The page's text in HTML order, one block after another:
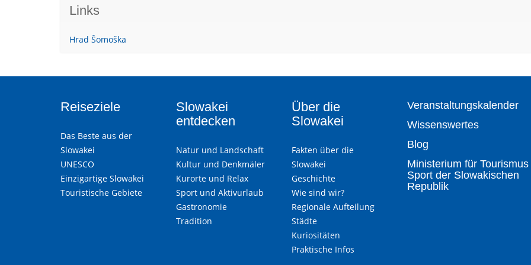
Links
Hrad Šomoška
Reiseziele
Das Beste aus der
Slowakei
UNESCO
Einzigartige Slowakei
Touristische Gebiete
Slowakei
entdecken
Natur und Landschaft
Kultur und Denkmäler
Kurorte und Relax
Sport und Aktivurlaub
Gastronomie
Tradition
Über die
Slowakei
Fakten über die
Slowakei
Geschichte
Wie sind wir?
Regionale Aufteilung
Städte
Kuriositäten
Praktische Infos
Veranstaltungskalender
Wissenswertes
Blog
Ministerium für
Sport der Slowakischen
Republik